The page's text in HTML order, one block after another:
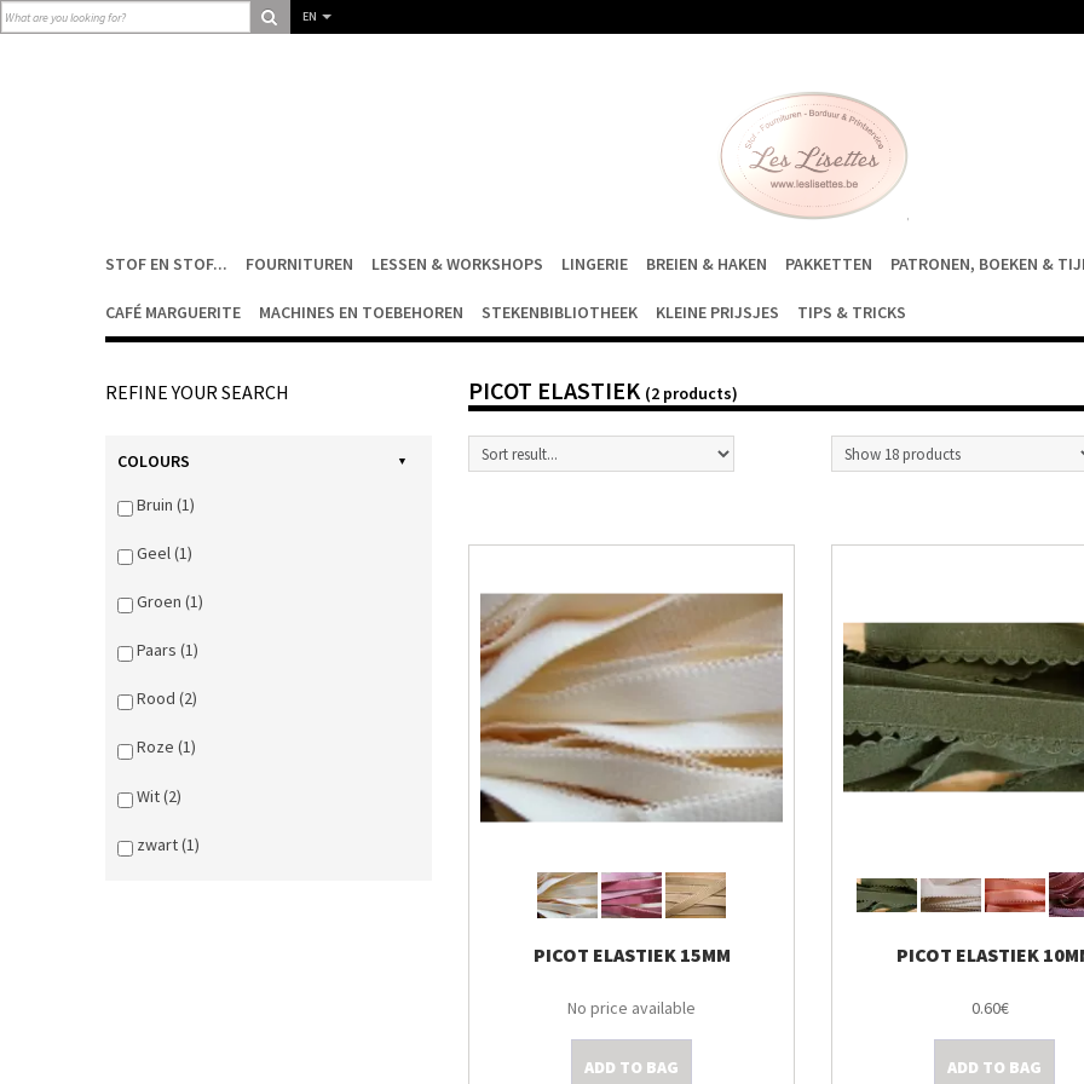
EN
STOF EN STOF... FOURNITUREN LESSEN & WORKSHOPS LINGERIE BREIEN & HAKEN PAKKETTEN PATRONEN, BOEKEN &
CAFÉ MARGUERITE MACHINES EN TOEBEHOREN STEKENBIBLIOTHEEK KLEINE PRIJSJES TIPS & TRICKS
REFINE YOUR SEARCH
COLOURS
Bruin (1)
Geel (1)
Groen (1)
Paars (1)
Rood (2)
Roze (1)
Wit (2)
zwart (1)
PICOT ELASTIEK (2 products)
PICOT ELASTIEK 15MM
No price available
ADD TO BAG
PICOT ELASTIEK
0.60€
ADD TO BAG